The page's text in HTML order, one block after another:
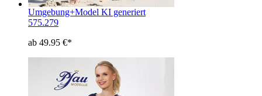
Umgebung+Model KI generiert
575.279
ab 49.95 €*